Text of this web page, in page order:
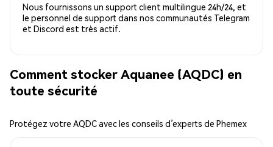
Nous fournissons un support client multilingue 24h/24, et
le personnel de support dans nos communautés Telegram
et Discord est très actif.
Comment stocker Aquanee (AQDC) en
toute sécurité
Protégez votre AQDC avec les conseils d’experts de Phemex